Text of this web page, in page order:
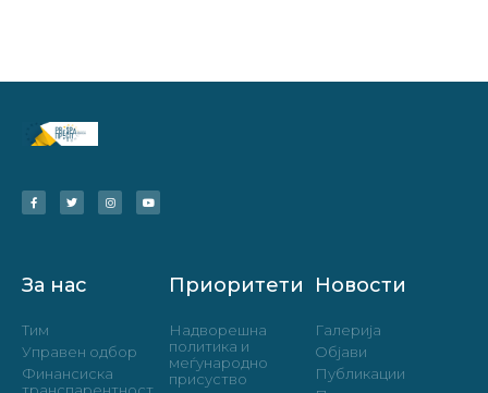
За нас
Тим
Управен одбор
Финансиска
Приоритети
Надворешна
политика и
меѓународно
присуство
Новости
Галерија
Објави
Публикации